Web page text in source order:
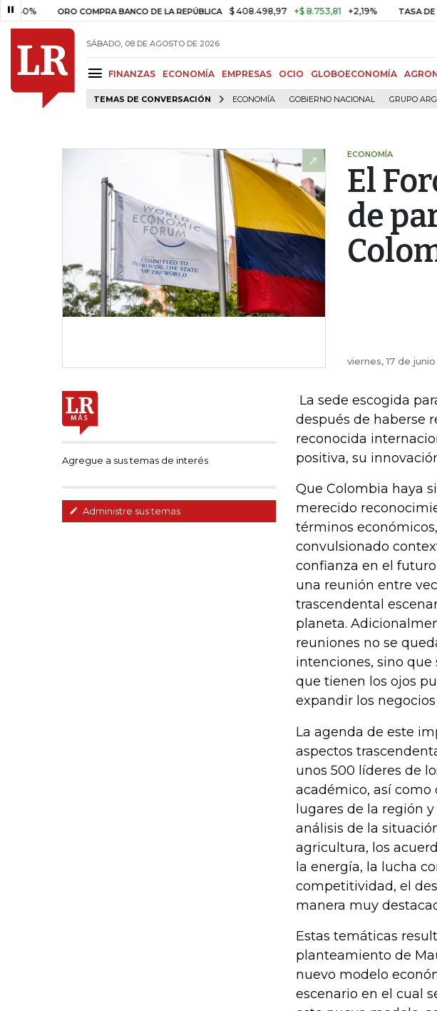
ORO COMPRA BANCO DE LA REPÚBLICA $ 408.498,97 +$ 8.753,81 +2,19% TASA DE
SÁBADO, 08 DE AGOSTO DE 2026
FINANZAS ECONOMÍA EMPRESAS OCIO GLOBOECONOMÍA
TEMAS DE CONVERSACIÓN ECONOMÍA GOBIERNO NACIONAL GRUPO
ECONOMÍA
El
de
viernes, 17 de
Agregue a sus temas de interés
Administre sus temas
La sede escogida
después de haberse
reconocida
positiva, su
Que Colombia haya
merecido
términos
convulsionado
confianza en el
una reunión entre
trascendental
planeta.
reuniones no se
intenciones, sino
que tienen los ojos
expandir los
La agenda de este
aspectos
unos 500 líderes de
académico, así como
lugares de la región
análisis de la
agricultura, los
la energía, la lucha
competitividad, el
manera muy
Estas temáticas
planteamiento de
nuevo modelo
escenario en el cual